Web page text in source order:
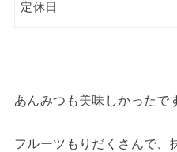
定休日
あんみつも美味しかったで
フルーツもりだくさんで、